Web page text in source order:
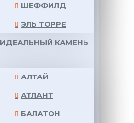
ШЕФФИЛД
ЭЛЬ ТОРРЕ
ИДЕАЛЬНЫЙ КАМЕНЬ
АЛТАЙ
АТЛАНТ
БАЛАТОН